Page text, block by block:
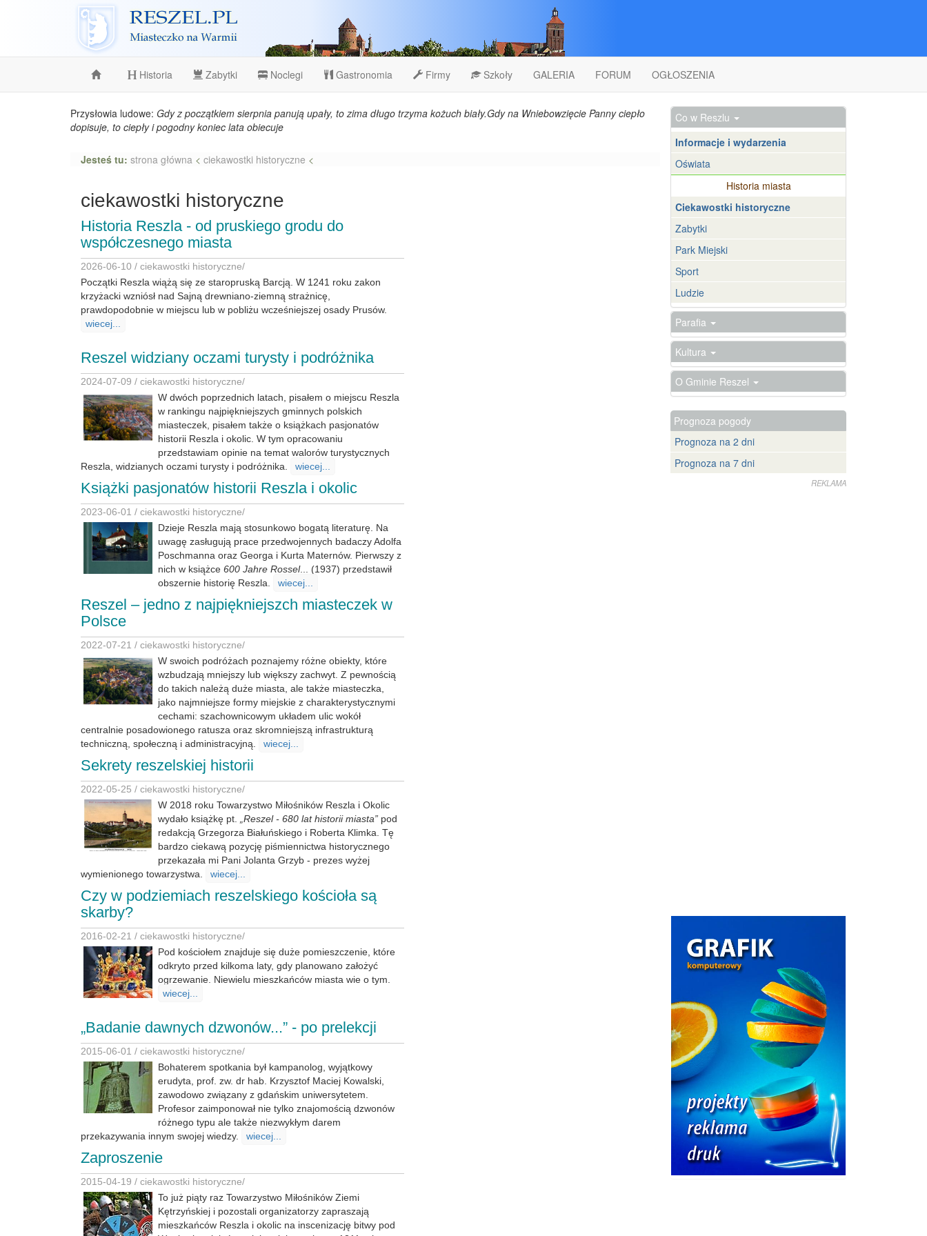
Reszel
Historia Zabytki Noclegi Gastronomia Firmy Szkoły GALERIA FORUM OGŁOSZENIA
Przysłowia ludowe: Gdy z początkiem sierpnia panują upały, to zima długo trzyma kożuch biały.Gdy na Wniebowzięcie Panny ciepło
dopisuje, to ciepły i pogodny koniec lata obiecuje
Jesteś tu: strona główna < ciekawostki historyczne <
ciekawostki historyczne
Historia Reszla - od pruskiego grodu do
współczesnego miasta
2026-06-10 / ciekawostki historyczne/
Początki Reszla wiążą się ze staropruską Barcją. W 1241 roku zakon
krzyżacki wzniósł nad Sajną drewniano-ziemną strażnicę,
prawdopodobnie w miejscu lub w pobliżu wcześniejszej osady Prusów.
wiecej...
Reszel widziany oczami turysty i podróżnika
2024-07-09 / ciekawostki historyczne/
W dwóch poprzednich latach, pisałem o miejscu Reszla
w rankingu najpiękniejszych gminnych polskich
miasteczek, pisałem także o książkach pasjonatów
historii Reszla i okolic. W tym opracowaniu
przedstawiam opinie na temat walorów turystycznych
Reszla, widzianych oczami turysty i podróżnika.
wiecej...
Książki pasjonatów historii Reszla i okolic
2023-06-01 / ciekawostki historyczne/
Dzieje Reszla mają stosunkowo bogatą literaturę. Na
uwagę zasługują prace przedwojennych badaczy Adolfa
Poschmanna oraz Georga i Kurta Maternów. Pierwszy z
nich w książce 600 Jahre Rossel... (1937) przedstawił
obszernie historię Reszla.
wiecej...
Reszel – jedno z najpiękniejszch miasteczek w
Polsce
2022-07-21 / ciekawostki historyczne/
W swoich podróżach poznajemy różne obiekty, które
wzbudzają mniejszy lub większy zachwyt. Z pewnością
do takich należą duże miasta, ale także miasteczka,
jako najmniejsze formy miejskie z charakterystycznymi
cechami: szachownicowym układem ulic wokół
centralnie posadowionego ratusza oraz skromniejszą infrastrukturą
techniczną, społeczną i administracyjną.
wiecej...
Sekrety reszelskiej historii
2022-05-25 / ciekawostki historyczne/
W 2018 roku Towarzystwo Miłośników Reszla i Okolic
wydało książkę pt.
„Reszel - 680 lat historii miasta” pod
redakcją Grzegorza Białuńskiego i Roberta Klimka. Tę
bardzo ciekawą pozycję piśmiennictwa historycznego
przekazała mi Pani Jolanta Grzyb - prezes wyżej
wymienionego towarzystwa.
wiecej...
Czy w podziemiach reszelskiego kościoła są
skarby?
2016-02-21 / ciekawostki historyczne/
Pod kościołem znajduje się duże pomieszczenie, które
odkryto przed kilkoma laty, gdy planowano założyć
ogrzewanie. Niewielu mieszkańców miasta wie o tym.
wiecej...
„Badanie dawnych dzwonów...” - po prelekcji
2015-06-01 / ciekawostki historyczne/
Bohaterem spotkania był kampanolog, wyjątkowy
erudyta, prof. zw. dr hab. Krzysztof Maciej Kowalski,
zawodowo związany z gdańskim uniwersytetem.
Profesor zaimponował nie tylko znajomością dzwonów
różnego typu ale także niezwykłym darem
przekazywania innym swojej wiedzy.
wiecej...
Zaproszenie
2015-04-19 / ciekawostki historyczne/
To już piąty raz Towarzystwo Miłośników Ziemi
Kętrzyńskiej i pozostali organizatorzy zapraszają
mieszkańców Reszla i okolic na inscenizację bitwy pod
Co w Reszlu
Informacje i wydarzenia
Oświata
Historia miasta
Ciekawostki historyczne
Zabytki
Park Miejski
Sport
Ludzie
Parafia
Kultura
O Gminie Reszel
Prognoza pogody
Prognoza na 2 dni
Prognoza na 7 dni
REKLAMA